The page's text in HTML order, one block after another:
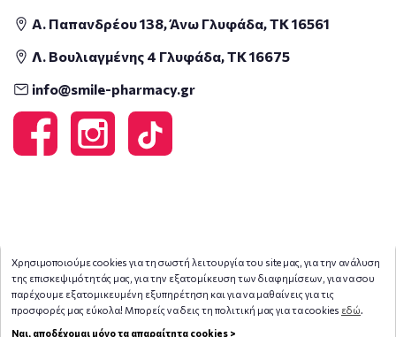
Χρησιμοποιούμε cookies για τη σωστή λειτουργία του site μας, για την ανάλυση
της επισκεψιμότητάς μας, για την εξατομίκευση των διαφημίσεων, για να σου
παρέχουμε εξατομικευμένη εξυπηρέτηση και για να μαθαίνεις για τις
προσφορές μας εύκολα! Μπορείς να δεις τη πολιτική μας για τα cookies εδώ.
Ναι, αποδέχομαι μόνο τα απαραίτητα cookies >
Α. Παπανδρέου 138, Άνω Γλυφάδα, ΤΚ 16561
Λ. Βουλιαγμένης 4 Γλυφάδα, ΤΚ 16675
info@smile-pharmacy.gr